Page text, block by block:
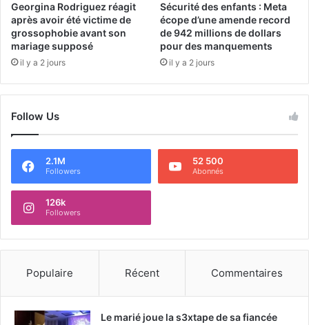
Georgina Rodriguez réagit
après avoir été victime de
grossophobie avant son
mariage supposé
il y a 2 jours
Sécurité des enfants : Meta
écope d’une amende record
de 942 millions de dollars
pour des manquements
il y a 2 jours
Follow Us
2.1M
Followers
52 500
Abonnés
126k
Followers
Populaire Récent Commentaires
Le marié joue la s3xtape de sa fiancée